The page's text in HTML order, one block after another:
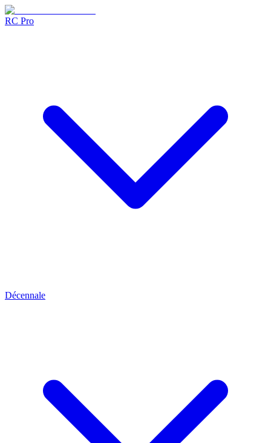
RC Pro
Décennale